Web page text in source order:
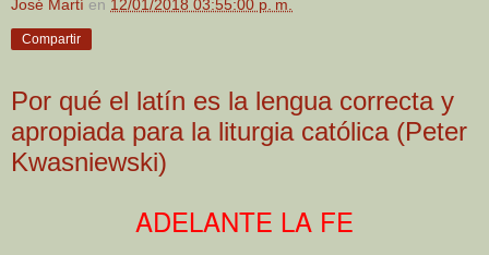
José Martí en 12/01/2018 03:55:00 p. m.
Compartir
Por qué el latín es la lengua correcta y
apropiada para la liturgia católica (Peter
Kwasniewski)
ADELANTE LA FE